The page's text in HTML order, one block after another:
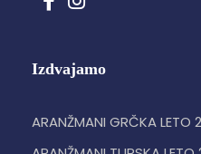
Izdvajamo
ARANŽMANI GRČKA LETO